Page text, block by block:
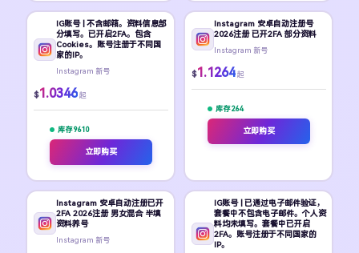
IG账号 | 不含邮箱。资料信息部
分填写。已开启2FA。包含
Cookies。账号注册于不同国
家的IP。
Instagram 新号
$1.0346 起
库存 9610
立即购买
Instagram 安卓自动注册号
2026注册 已开2FA 部分资料
Instagram 新号
$1.1264 起
库存 264
立即购买
Instagram 安卓自动注册已开
2FA 2026注册 男女混合 半填
资料养号
Instagram 新号
IG账号 | 已通过电子邮件验证，
套餐中不包含电子邮件。个人资
料均未填写。套餐中已开启
2FA。账号注册于不同国家的
IP。